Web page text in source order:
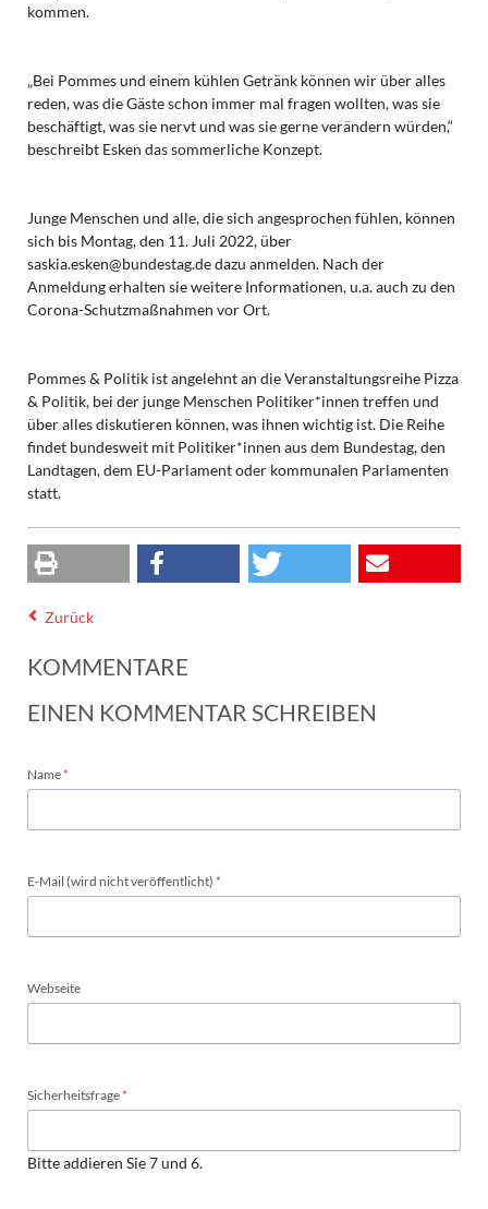
kommen.
„Bei Pommes und einem kühlen Getränk können wir über alles
reden, was die Gäste schon immer mal fragen wollten, was sie
beschäftigt, was sie nervt und was sie gerne verändern würden,“
beschreibt Esken das sommerliche Konzept.
Junge Menschen und alle, die sich angesprochen fühlen, können
sich bis Montag, den 11. Juli 2022, über
saskia.esken@bundestag.de dazu anmelden. Nach der
Anmeldung erhalten sie weitere Informationen, u.a. auch zu den
Corona-Schutzmaßnahmen vor Ort.
Pommes & Politik ist angelehnt an die Veranstaltungsreihe Pizza
& Politik, bei der junge Menschen Politiker*innen treffen und
über alles diskutieren können, was ihnen wichtig ist. Die Reihe
findet bundesweit mit Politiker*innen aus dem Bundestag, den
Landtagen, dem EU-Parlament oder kommunalen Parlamenten
statt.
Zurück
KOMMENTARE
EINEN KOMMENTAR SCHREIBEN
Pflichtfeld
Name*
Pflichtfeld
E-Mail (wird nicht veröffentlicht) *
Webseite
Pflichtfeld
Sicherheitsfrage*
Bitte addieren Sie 7 und 6.